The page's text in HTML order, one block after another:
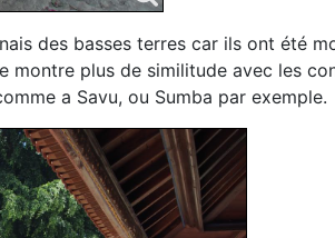
des basses terres car ils ont été
montre plus de similitude avec les
a Savu, ou Sumba par exemple.